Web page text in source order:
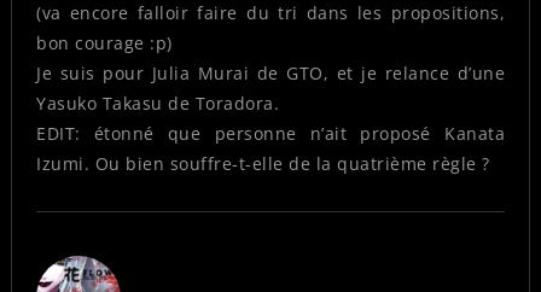
(va encore falloir faire du tri dans les propositions,
bon courage :p)
Je suis pour Julia Murai de GTO, et je relance d’une
Yasuko Takasu de Toradora.
EDIT: étonné que personne n’ait proposé Kanata
Izumi. Ou bien souffre-t-elle de la quatrième règle ?